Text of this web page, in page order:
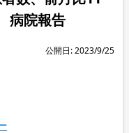
病院報告
公開日: 2023/9/25